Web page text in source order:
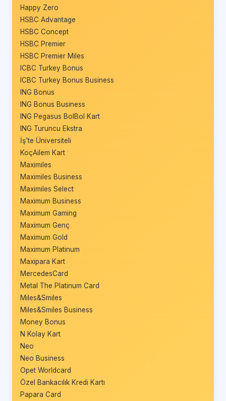
Happy Zero
HSBC Advantage
HSBC Concept
HSBC Premier
HSBC Premier Miles
ICBC Turkey Bonus
ICBC Turkey Bonus Business
ING Bonus
ING Bonus Business
ING Pegasus BolBol Kart
ING Turuncu Ekstra
İş’te Üniversiteli
KoçAilem Kart
Maximiles
Maximiles Business
Maximiles Select
Maximum Business
Maximum Gaming
Maximum Genç
Maximum Gold
Maximum Platinum
Maxipara Kart
MercedesCard
Metal The Platinum Card
Miles&Smiles
Miles&Smiles Business
Money Bonus
N Kolay Kart
Neo
Neo Business
Opet Worldcard
Özel Bankacılık Kredi Kartı
Papara Card